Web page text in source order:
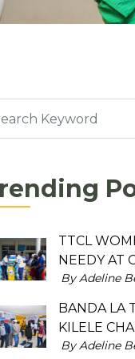
TTCL
NEEDY AT
By Adeline
BANDA LA
KILELE
By Adeline